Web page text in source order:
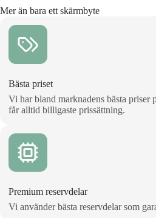
Mer än bara ett skärmbyte
Bästa priset
Vi har bland marknadens bästa priser
får alltid billigaste prissättning.
Premium reservdelar
Vi använder bästa reservdelar som